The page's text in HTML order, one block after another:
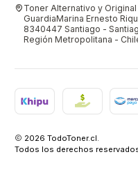
Toner Alternativo y
GuardiaMarina Ernesto
8340447 Santiago -
Región Metropolitana -
2026 TodoToner.cl.
Todos los derechos